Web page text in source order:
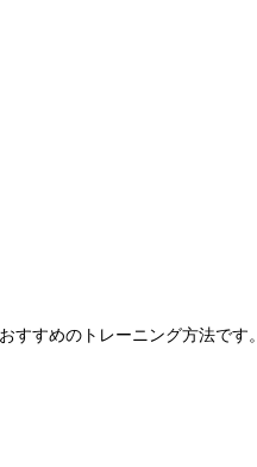
すすめのトレーニング方法です。